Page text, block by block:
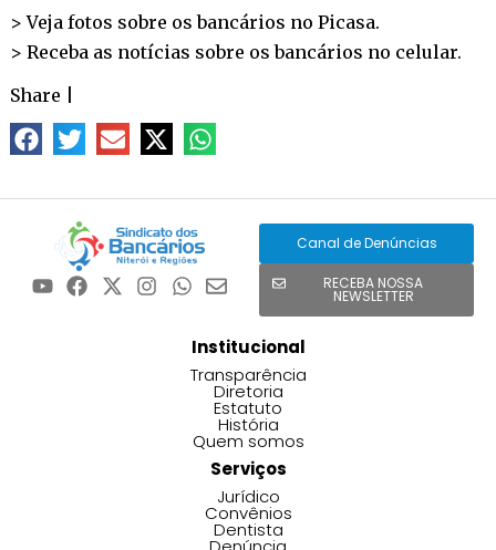
> Veja fotos sobre os bancários no Picasa.
> Receba as notícias sobre os bancários no celular.
Share
Canal de Denúncias
RECEBA NOSSA
NEWSLETTER
Institucional
Transparência
Diretoria
Estatuto
História
Quem somos
Serviços
Jurídico
Convênios
Dentista